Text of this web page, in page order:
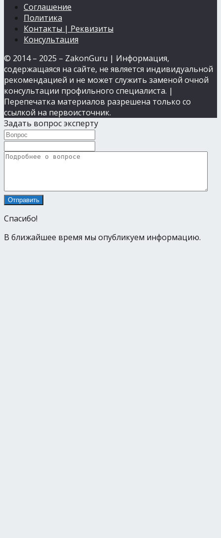
Соглашение
Политика
Контакты | Реквизиты
Консультация
© 2014 – 2025 – ZakonGuru | Информация,
содержащаяся на сайте, не является индивидуальной
рекомендацией и не может служить заменой очной
консультации профильного специалиста. |
Перепечатка материалов разрешена только со
ссылкой на первоисточник.
Задать вопрос эксперту
Спасибо!
В ближайшее время мы опубликуем информацию.